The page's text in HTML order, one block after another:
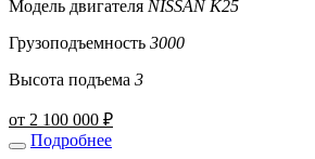
Модель двигателя NISSAN K25
Грузоподъемность 3000
Высота подъема 3
от 2 100 000 ₽
Подробнее